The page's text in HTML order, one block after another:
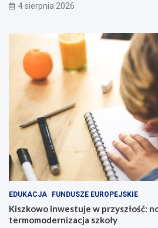
4 sierpnia 2026
EDUKACJA FUNDUSZE EUROPEJSKIE
Kiszkowo inwestuje w przyszłość:
termomodernizacja szkoły